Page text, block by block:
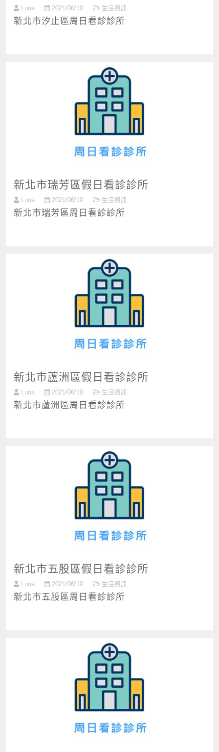
Luna 2021/06/10 生活資訊
新北市汐止區周日看診診所
新北市瑞芳區假日看診診所
Luna 2021/06/10 生活資訊
新北市瑞芳區周日看診診所
新北市蘆洲區假日看診診所
Luna 2021/06/10 生活資訊
新北市蘆洲區周日看診診所
新北市五股區假日看診診所
Luna 2021/06/10 生活資訊
新北市五股區周日看診診所